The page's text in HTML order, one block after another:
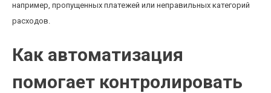
например, пропущенных платежей или неправильных категорий
расходов.
Как автоматизация
помогает контролировать